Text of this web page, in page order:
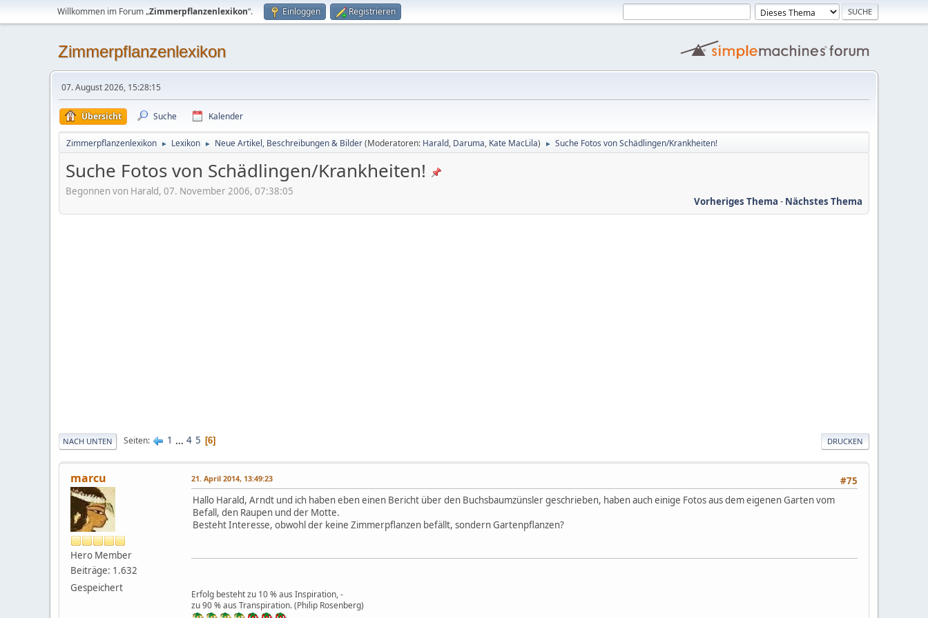
Willkommen im Forum „Zimmerpflanzenlexikon“. Einloggen Registrieren
Zimmerpflanzenlexikon
07. August 2026, 15:28:15
Übersicht Suche Kalender
Zimmerpflanzenlexikon ► Lexikon ► Neue Artikel, Beschreibungen & Bilder(Moderatoren: Harald, Daruma, Kate MacLila) ► Suche Fotos von Schädlingen/Krankheiten!
Suche Fotos von Schädlingen/Krankheiten!
Begonnen von Harald, 07. November 2006, 07:38:05
Vorheriges Thema - Nächstes Thema
DRUCKEN
NACH UNTEN Seiten 1 ... 4 5 6
marcu
Hero Member
Beiträge: 1.632
Gespeichert
#75
21. April 2014, 13:49:23
Hallo Harald, Arndt und ich haben eben einen Bericht über den Buchsbaumzünsler geschrieben, haben auch einige Fotos aus dem eigenen Garten vom
Befall, den Raupen und der Motte.
Besteht Interesse, obwohl der keine Zimmerpflanzen befällt, sondern Gartenpflanzen?
Erfolg besteht zu 10 % aus Inspiration, -
zu 90 % aus Transpiration. (Philip Rosenberg)